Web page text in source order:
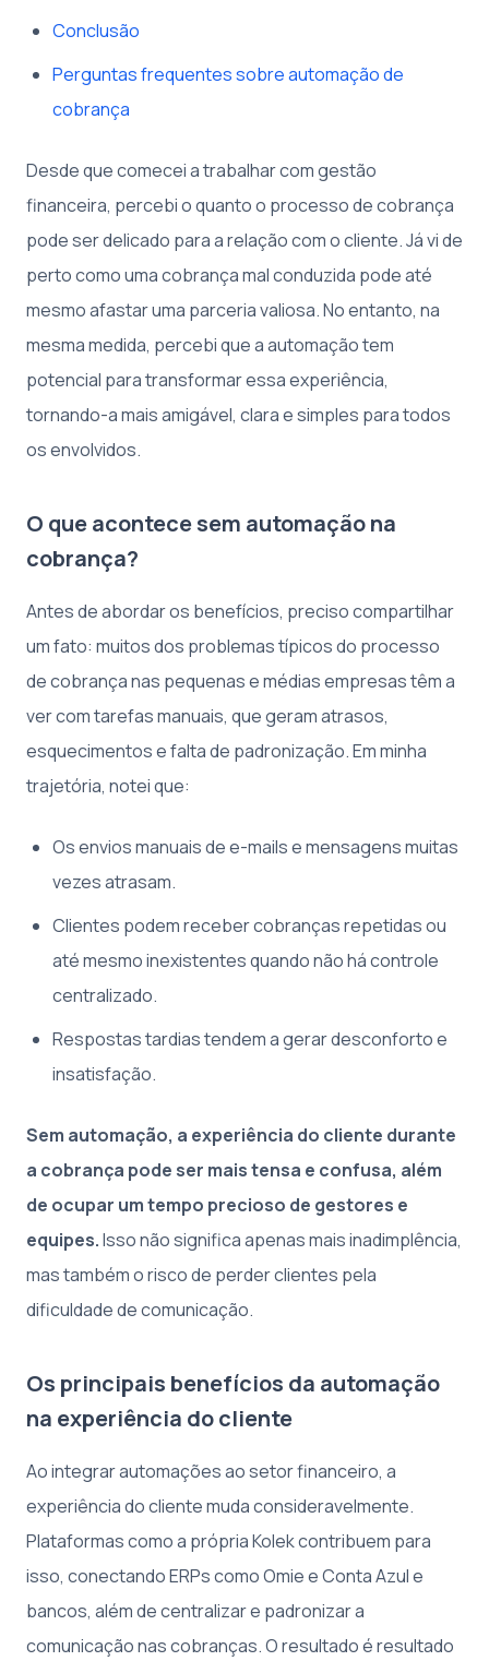
Conclusão
Perguntas frequentes sobre automação de
cobrança
Desde que comecei a trabalhar com gestão
financeira, percebi o quanto o processo de cobrança
pode ser delicado para a relação com o cliente. Já vi de
perto como uma cobrança mal conduzida pode até
mesmo afastar uma parceria valiosa. No entanto, na
mesma medida, percebi que a automação tem
potencial para transformar essa experiência,
tornando-a mais amigável, clara e simples para todos
os envolvidos.
O que acontece sem automação na
cobrança?
Antes de abordar os benefícios, preciso compartilhar
um fato: muitos dos problemas típicos do processo
de cobrança nas pequenas e médias empresas têm a
ver com tarefas manuais, que geram atrasos,
esquecimentos e falta de padronização. Em minha
trajetória, notei que:
Os envios manuais de e-mails e mensagens muitas
vezes atrasam.
Clientes podem receber cobranças repetidas ou
até mesmo inexistentes quando não há controle
centralizado.
Respostas tardias tendem a gerar desconforto e
insatisfação.
Sem automação, a experiência do cliente durante
a cobrança pode ser mais tensa e confusa, além
de ocupar um tempo precioso de gestores e
equipes.Isso não significa apenas mais inadimplência,
mas também o risco de perder clientes pela
dificuldade de comunicação.
Os principais benefícios da automação
na experiência do cliente
Ao integrar automações ao setor financeiro, a
experiência do cliente muda consideravelmente.
Plataformas como a própria Kolek contribuem para
isso, conectando ERPs como Omie e Conta Azul e
bancos, além de centralizar e padronizar a
comunicação nas cobranças. O resultado é resultado